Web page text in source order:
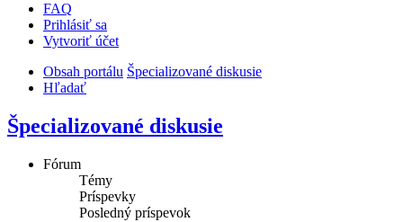
FAQ
Prihlásiť sa
Vytvoriť účet
Obsah portálu Špecializované diskusie
Hľadať
Špecializované diskusie
Fórum
Témy
Príspevky
Posledný príspevok